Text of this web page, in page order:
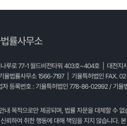
률사무소
루로 77-1 월드비전타워 403호~404호 | 대전지
율법률사무소 1566-7197 | 기율특허법인 FAX.
등록번호 : 기율특허법인 778-86-02992 / 기율
내 목적으로만 제공되며, 법률 자문을 대체할 수
뢰하여 취한 행동에 대해 책임을 지지 않습니다.